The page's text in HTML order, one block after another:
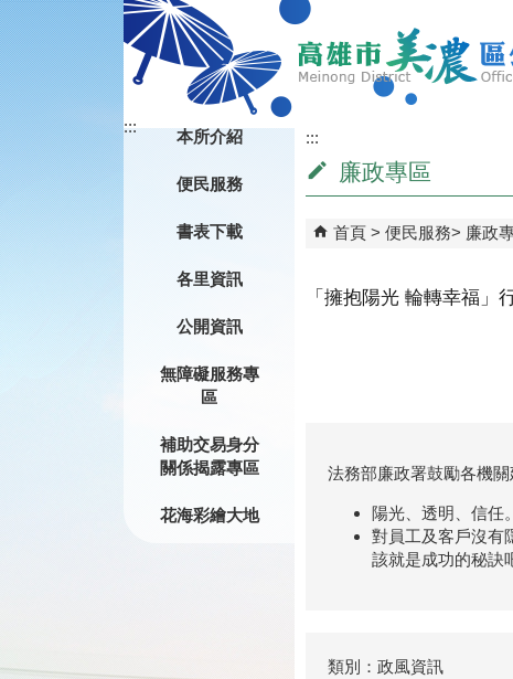
跳到主要內容區塊
:::
本所介紹
便民服務
書表下載
各里資訊
公開資訊
無障礙服務專
區
補助交易身分
關係揭露專區
花海彩繪大地
:::
廉政專區
首頁 便民服務 廉政
「擁抱陽光 輪轉幸福」
法務部廉政署鼓勵各機
陽光、透明、信任。
對員工及客戶沒有
該就是成功的秘訣
類別：政風資訊